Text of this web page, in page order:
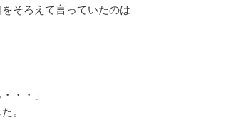
そろえて言っていたのは
・・」
。